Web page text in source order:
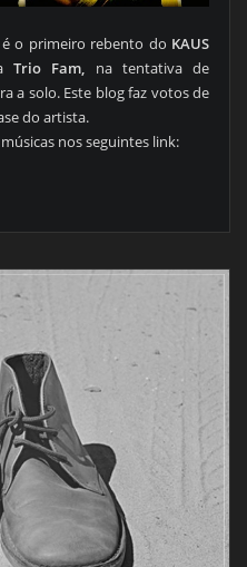
é o primeiro rebento do KAUS
Trio Fam, na tentativa de
a solo. Este blog faz votos de
do artista.
nos seguintes link: